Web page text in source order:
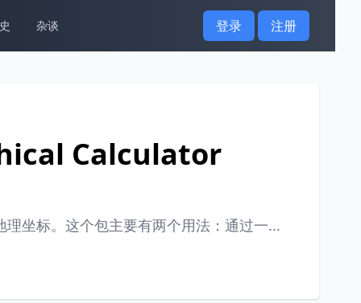
杂谈 登录 注册
Calculator
坐标。这个包主要有两个用法：通过一...